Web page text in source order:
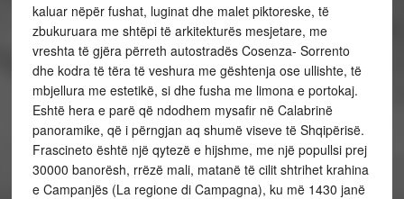
kaluar nëpër fushat, luginat dhe malet piktoreske, të
zbukuruara me shtëpi të arkitekturës mesjetare, me
vreshta të gjëra përreth autostradës Cosenza- Sorrento
dhe kodra të tëra të veshura me gështenja ose ullishte, të
mbjellura me estetikë, si dhe fusha me limona e portokaj.
Eshtë hera e parë që ndodhem mysafir në Calabrinë
panoramike, që i përngjan aq shumë viseve të Shqipërisë.
Frascineto është një qytezë e hijshme, me një popullsi prej
30000 banorësh, rrëzë mali, matanë të cilit shtrihet krahina
e Campanjës (La regione di Campagna), ku më 1430 janë